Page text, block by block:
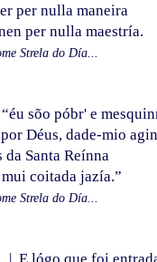
per nulla maneira
per nulla maestría.
Strela do Día...
“éu sõo póbr' e
por Déus, dade-mio
da Santa Reínna
coitada jazía.”
Strela do Día...